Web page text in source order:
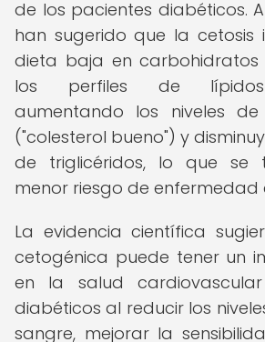
de los pacientes diabéticos.
han sugerido que la cetosis
dieta baja en carbohidratos
los perfiles de lípidos
aumentando los niveles de
("colesterol bueno") y
de triglicéridos, lo que se
menor riesgo de enfermedad
La evidencia científica
cetogénica puede tener un
en la salud
diabéticos al reducir los
sangre, mejorar la